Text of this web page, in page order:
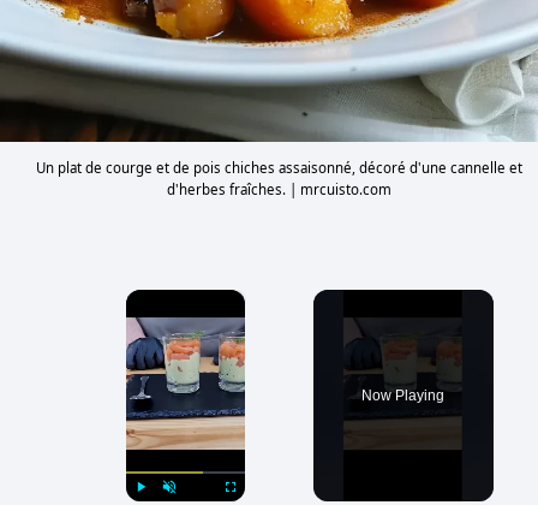
Un plat de courge et de pois chiches assaisonné, décoré d'une cannelle et
d'herbes fraîches. | mrcuisto.com
×
Now Playing